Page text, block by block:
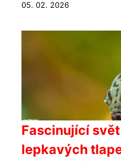
05. 02. 2026
Fascinující
lepkavých